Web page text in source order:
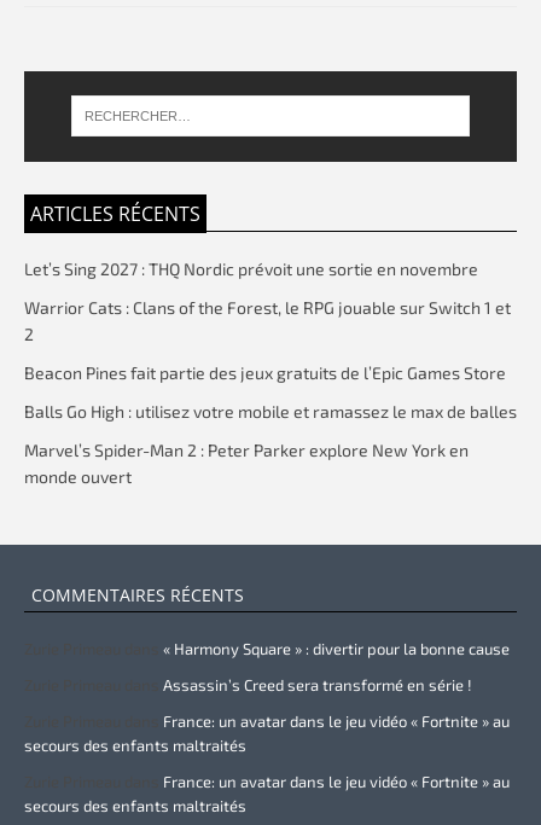
ARTICLES RÉCENTS
Let’s Sing 2027 : THQ Nordic prévoit une sortie en novembre
Warrior Cats : Clans of the Forest, le RPG jouable sur Switch 1 et
2
Beacon Pines fait partie des jeux gratuits de l’Epic Games Store
Balls Go High : utilisez votre mobile et ramassez le max de balles
Marvel’s Spider-Man 2 : Peter Parker explore New York en
monde ouvert
COMMENTAIRES RÉCENTS
« Harmony Square » : divertir pour la bonne cause
Assassin’s Creed sera transformé en série !
France: un avatar dans le jeu vidéo « Fortnite » au
secours des enfants maltraités
France: un avatar dans le jeu vidéo « Fortnite » au
secours des enfants maltraités